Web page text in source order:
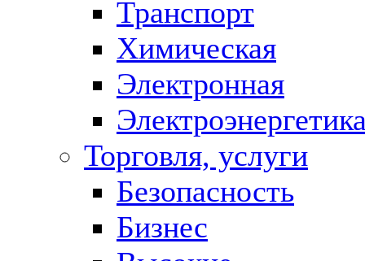
Транспорт
Химическая
Электронная
Торговля, услуги
Безопасность
Бизнес